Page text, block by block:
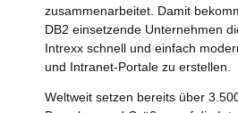
zusammenarbeitet. Damit
DB2 einsetzende Unternehmen
Intrexx schnell und einfach
und Intranet-Portale zu erstellen.
Weltweit setzen bereits über